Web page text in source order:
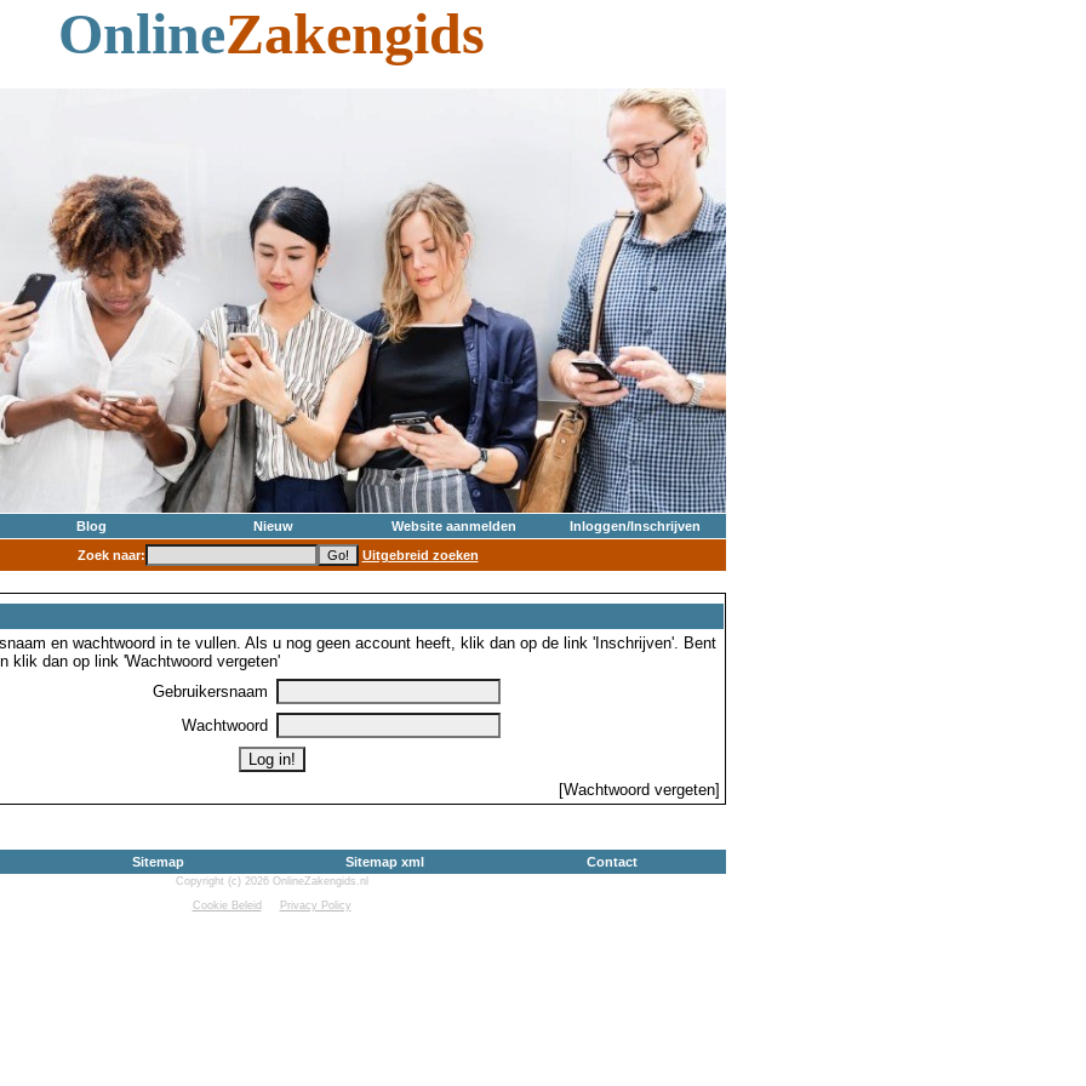
OnlineZakengids
Blog Nieuw Website aanmelden
Inloggen/Inschrijven
Zoek naar:
Uitgebreid zoeken
en wachtwoord in te vullen. Als u nog geen account heeft, klik dan op de link 'Inschrijven'. Bent
klik dan op link 'Wachtwoord vergeten'
Gebruikersnaam
Wachtwoord
[Wachtwoord vergeten]
Sitemap Sitemap xml Contact
Copyright (c) 2026 OnlineZakengids.nl
Cookie Beleid
Privacy Policy